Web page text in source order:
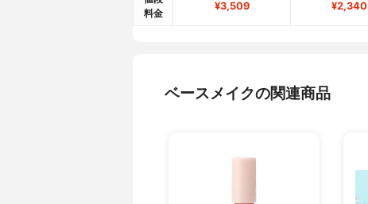
料金
¥3,509 ¥2,340
ベースメイクの関連商品